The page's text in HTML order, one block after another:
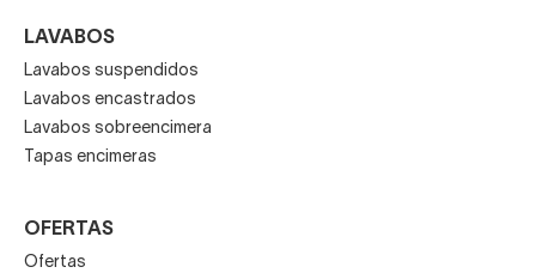
LAVABOS
Lavabos suspendidos
Lavabos encastrados
Lavabos sobreencimera
Tapas encimeras
OFERTAS
Ofertas